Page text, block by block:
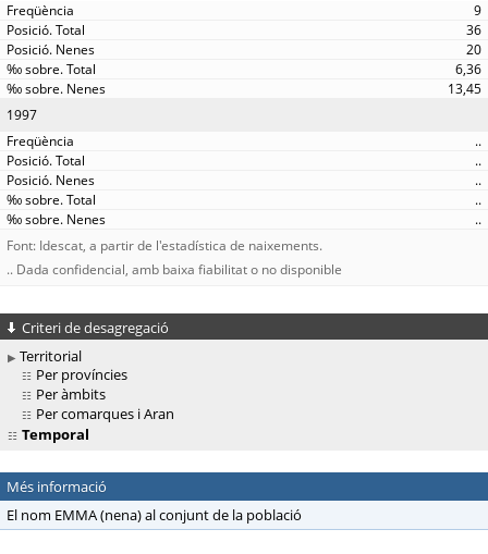
9
36
20
6,36
13,45
1997
..
..
..
..
..
Font: Idescat, a partir de l'estadística de naixements.
.. Dada confidencial, amb baixa fiabilitat o no disponible
Criteri de desagregació
Territorial
Per províncies
Per àmbits
Per comarques i Aran
Temporal
Més informació
El nom EMMA (nena) al conjunt de la població